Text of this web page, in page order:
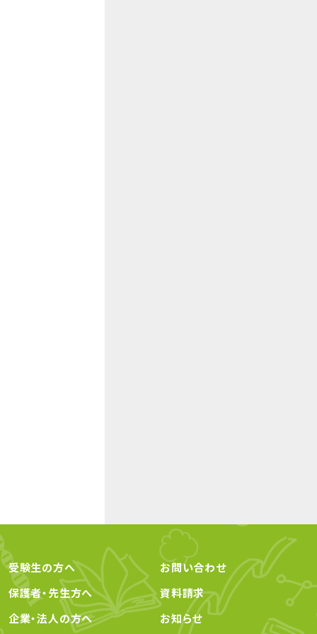
受験生の方へ
保護者・先生方へ
企業・法人の方へ
お問い合わせ
資料請求
お知らせ